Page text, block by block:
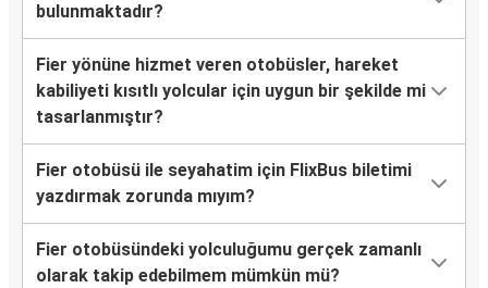
bulunmaktadır?
Fier yönüne hizmet veren otobüsler, hareket
kabiliyeti kısıtlı yolcular için uygun bir şekilde mi
tasarlanmıştır?
Fier otobüsü ile seyahatim için FlixBus biletimi
yazdırmak zorunda mıyım?
Fier otobüsündeki yolculuğumu gerçek zamanlı
olarak takip edebilmem mümkün mü?